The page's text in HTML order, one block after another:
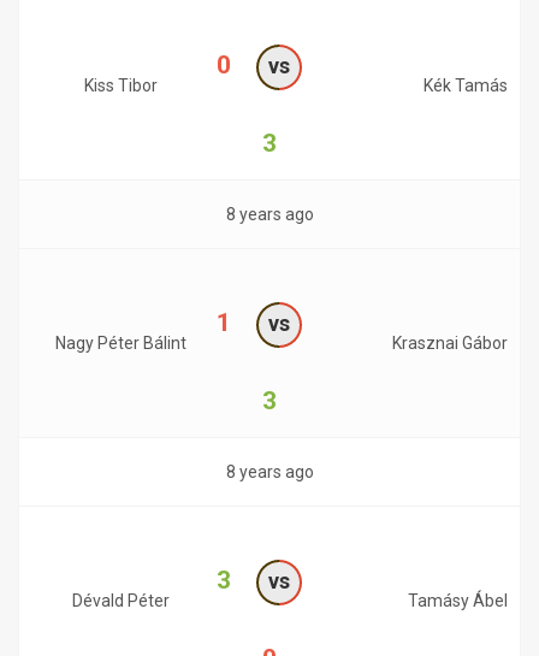
Kiss Tibor
0 vs
3
Kék Tamás
8 years ago
Nagy Péter Bálint
1 vs
3
Krasznai Gábor
8 years ago
Dévald Péter
3 vs
Tamásy Ábel